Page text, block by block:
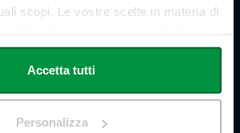
scopi. Le vostre scelte in materia di
le vostre scelte. È possibile
il proprio consenso in qualsiasi
sui cookie o facendo clic
Accetta tutti
Personalizza
P. IVA: 11933781004
SHORTCUTS
Chi siamo